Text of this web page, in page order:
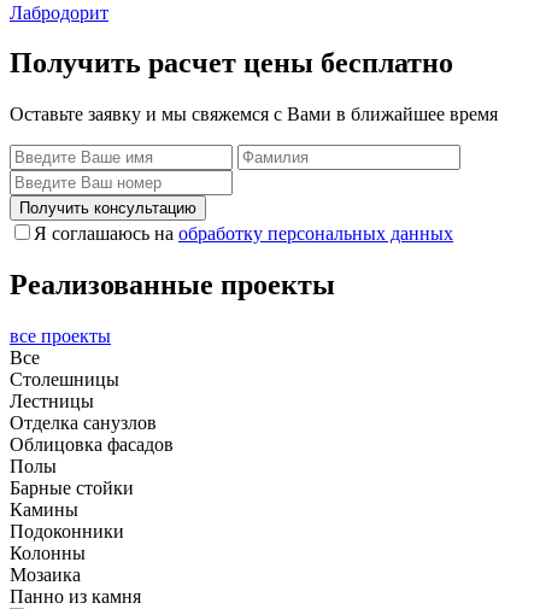
Лабродорит
Получить расчет цены бесплатно
Оставьте заявку и мы свяжемся с Вами в ближайшее время
Получить консультацию
Я соглашаюсь на обработку персональных данных
Реализованные проекты
все проекты
Все
Столешницы
Лестницы
Отделка санузлов
Облицовка фасадов
Полы
Барные стойки
Камины
Подоконники
Колонны
Мозаика
Панно из камня